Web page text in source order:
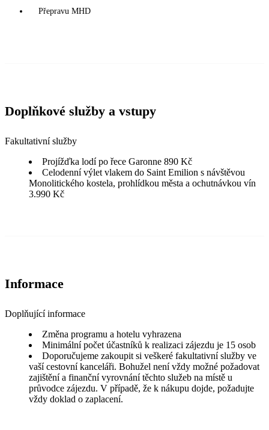
Přepravu MHD
Doplňkové služby a vstupy
Fakultativní služby
Projížďka lodí po řece Garonne 890 Kč
Celodenní výlet vlakem do Saint Emilion s návštěvou
Monolitického kostela, prohlídkou města a ochutnávkou vín
3.990 Kč
Informace
Doplňující informace
Změna programu a hotelu vyhrazena
Minimální počet účastníků k realizaci zájezdu je 15 osob
Doporučujeme zakoupit si veškeré fakultativní služby ve
vaší cestovní kanceláři. Bohužel není vždy možné požadovat
zajištění a finanční vyrovnání těchto služeb na místě u
průvodce zájezdu. V případě, že k nákupu dojde, požadujte
vždy doklad o zaplacení.